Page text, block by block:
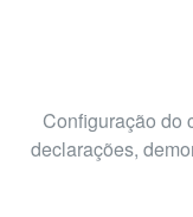
Configuração do
declarações,